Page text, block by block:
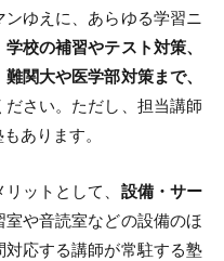
ゆえに、あらゆる学習ニ
学校の補習やテスト対策、
関大や医学部対策まで、
さい。ただし、担当講師
あります。
ットとして、 設備・サー
室や音読室などの設備のほ
応する講師が常駐する塾